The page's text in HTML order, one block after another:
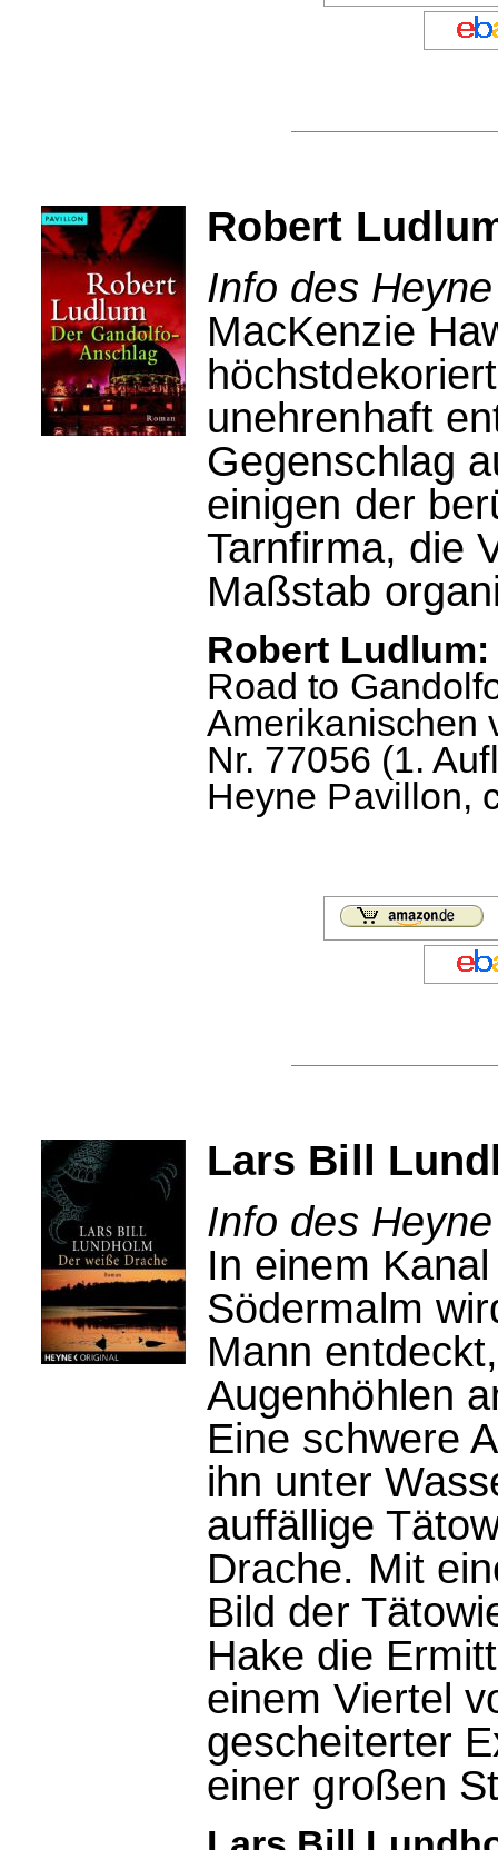
Robert
Info des
MacKenzie
unehrenhaft
Gegenschlag
einigen der
Tarnfirma, die
Maßstab
Robert
Road to
Amerikanischen
Nr. 77056 (1.
Heyne Pavillon,
Lars Bill
Info des
In einem
Södermalm
Mann
Augenhöhlen
Eine schwere
ihn unter
auffällige
Drache. Mit
Bild der
Hake die
einem Viertel
gescheiterter
einer großen